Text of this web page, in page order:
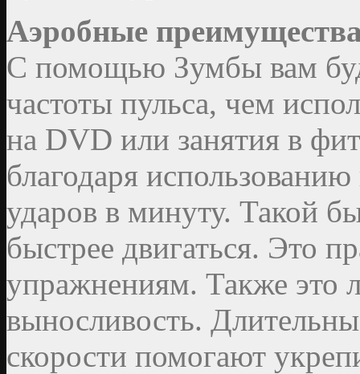
Аэробные
С помощью Зумбы вам
частоты пульса, чем
на DVD или занятия в
благодаря
ударов в минуту. Такой
быстрее двигаться. Это
упражнениям. Также это
выносливость.
скорости помогают